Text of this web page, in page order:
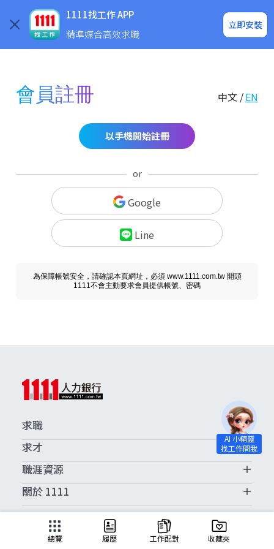
1111找工作 APP
精準媒合高效求職
立即安裝
企業求才
會員註冊 中文 /EN
以手機開始註冊
or
Google
Line
為保障帳號安全，請確認本頁網址，必須 www.1111.com.tw 開頭
1111不會主動要求會員提供帳號、密碼
求職
求才
職涯資源
關於 1111
求職服務中心
總覽 履歷 工作配對 收藏夾